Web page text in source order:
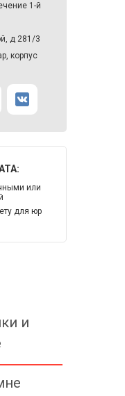
1-й
д 281/3
корпус
или
для юр
и